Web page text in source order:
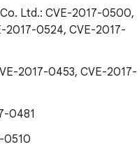
Ltd.: CVE-2017-0500,
2017-0524, CVE-2017-
2017-0453, CVE-2017-
0481
0510